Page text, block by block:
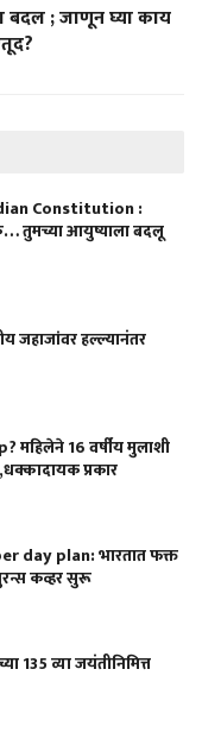
बदल ; जाणून घ्या काय
Constitution :
तुमच्या आयुष्याला बदलू
जहाजांवर हल्ल्यानंतर
16 वर्षीय मुलाशी
प्रकार
day plan: भारतात फक्त
कव्हर सुरू
135 व्या जयंतीनिमित्त